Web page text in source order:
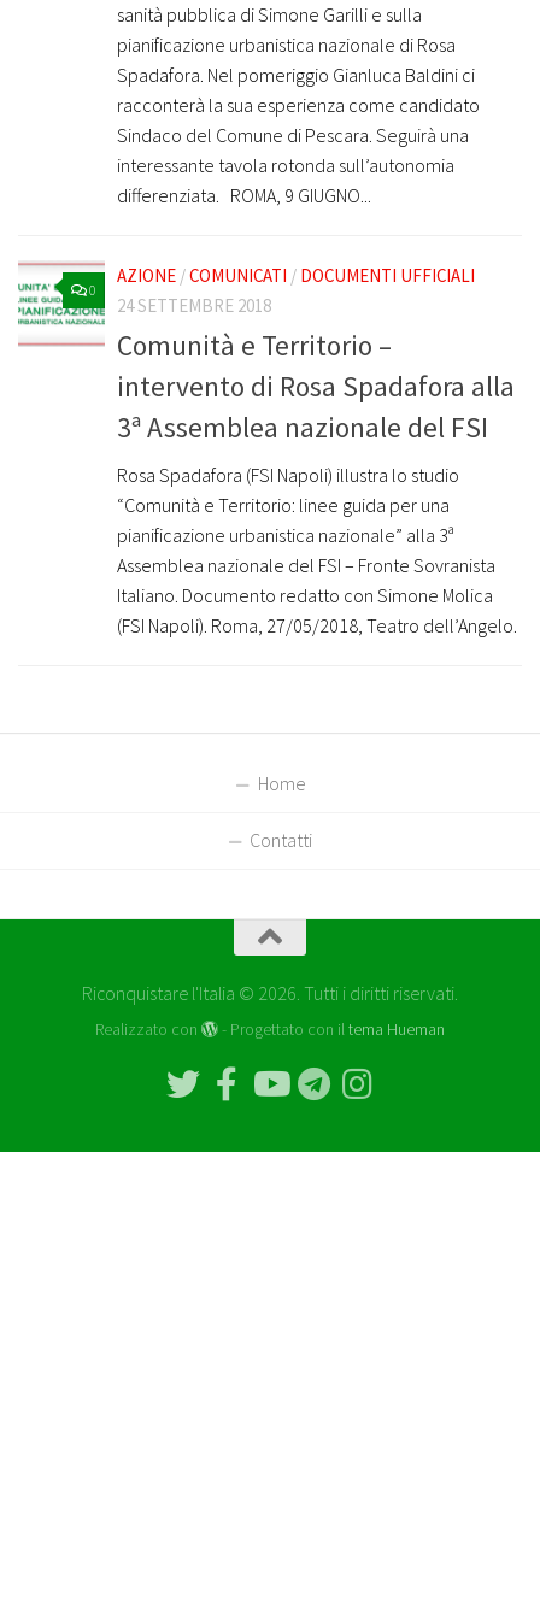
sanità pubblica di Simone Garilli e sulla
pianificazione urbanistica nazionale di Rosa
Spadafora. Nel pomeriggio Gianluca Baldini ci
racconterà la sua esperienza come candidato
Sindaco del Comune di Pescara. Seguirà una
interessante tavola rotonda sull’autonomia
differenziata. ROMA, 9 GIUGNO...
0
AZIONE /COMUNICATI / DOCUMENTI UFFICIALI
24 SETTEMBRE 2018
Comunità e Territorio –
intervento di Rosa Spadafora alla
3ª Assemblea nazionale del FSI
Rosa Spadafora (FSI Napoli) illustra lo studio
“Comunità e Territorio: linee guida per una
pianificazione urbanistica nazionale” alla 3ª
Assemblea nazionale del FSI – Fronte Sovranista
Italiano. Documento redatto con Simone Molica
(FSI Napoli). Roma, 27/05/2018, Teatro dell’Angelo.
Home
Contatti
Riconquistare l'Italia © 2026. Tutti i diritti riservati.
Realizzato con - Progettato con iltema Hueman